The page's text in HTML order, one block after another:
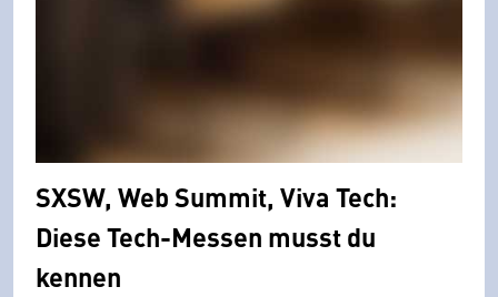
SXSW, Web Summit, Viva Tech:
Diese Tech-Messen musst du
kennen